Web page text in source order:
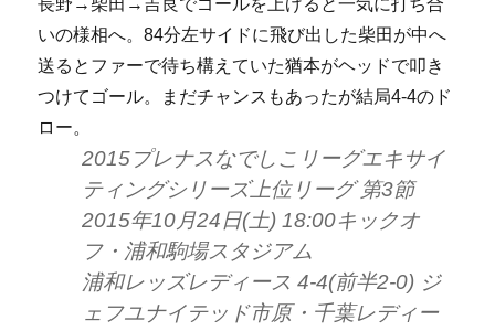
長野→柴田→吉良でゴールを上げると一気に打ち合
いの様相へ。84分左サイドに飛び出した柴田が中へ
送るとファーで待ち構えていた猶本がヘッドで叩き
つけてゴール。まだチャンスもあったが結局4-4のド
ロー。
2015プレナスなでしこリーグエキサイ
ティングシリーズ上位リーグ 第3節
2015年10月24日(土) 18:00キックオ
フ・浦和駒場スタジアム
浦和レッズレディース 4-4(前半2-0) ジ
ェフユナイテッド市原・千葉レディー